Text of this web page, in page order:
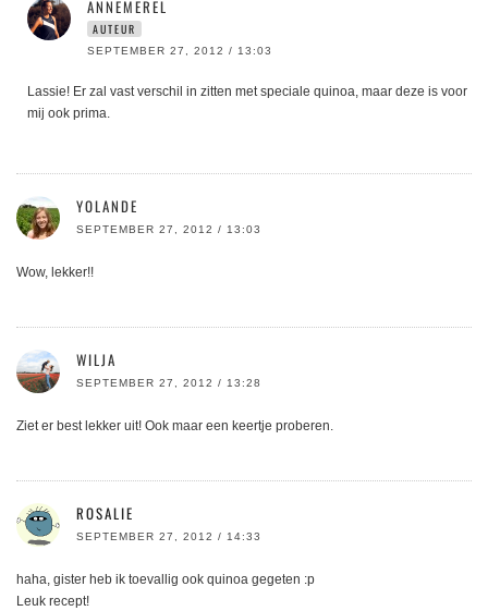
ANNEMEREL
AUTEUR
SEPTEMBER 27, 2012 / 13:03
Lassie! Er zal vast verschil in zitten met speciale quinoa, maar deze is voor
mij ook prima.
YOLANDE
SEPTEMBER 27, 2012 / 13:03
Wow, lekker!!
WILJA
SEPTEMBER 27, 2012 / 13:28
Ziet er best lekker uit! Ook maar een keertje proberen.
ROSALIE
SEPTEMBER 27, 2012 / 14:33
haha, gister heb ik toevallig ook quinoa gegeten :p
Leuk recept!